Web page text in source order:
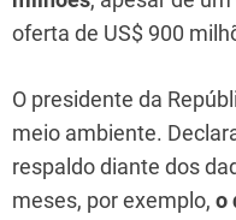
oferta de US$ 900
O presidente da
meio ambiente.
respaldo diante dos
meses, por exemplo, o